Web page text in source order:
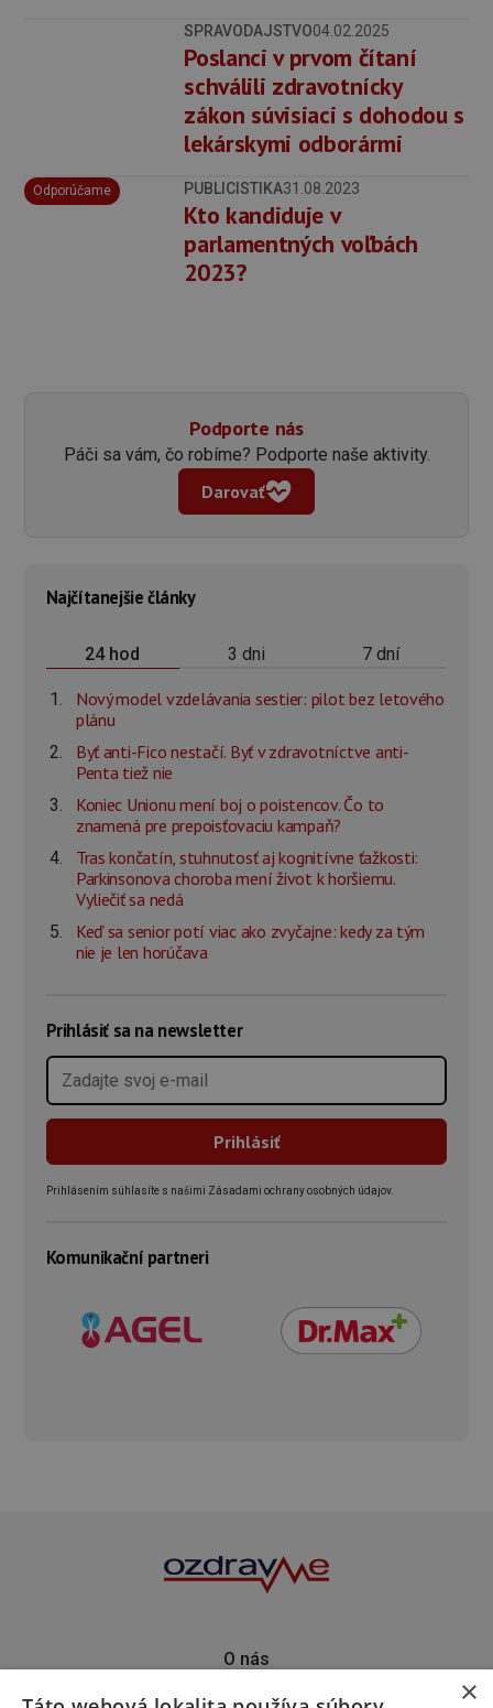
SPRAVODAJSTVO04.02.2025
Poslanci v prvom čítaní
schválili zdravotnícky
zákon súvisiaci s dohodou s
lekárskymi odborármi
Odporúčame PUBLICISTIKA31.08.2023
Kto kandiduje v
parlamentných voľbách
2023?
Podporte nás
Páči sa vám, čo robíme? Podporte naše aktivity.
Darovať
Najčítanejšie články
24 hod 3 dni 7 dní
Nový model vzdelávania sestier: pilot bez letového
plánu
Byť anti-Fico nestačí. Byť v zdravotníctve anti-
Penta tiež nie
Koniec Unionu mení boj o poistencov. Čo to
znamená pre prepoisťovaciu kampaň?
Tras končatín, stuhnutosť aj kognitívne ťažkosti:
Parkinsonova choroba mení život k horšiemu.
Vyliečiť sa nedá
Keď sa senior potí viac ako zvyčajne: kedy za tým
nie je len horúčava
Prihlásiť sa na newsletter
Prihlásením súhlasíte s našimi Zásadami ochrany osobných údajov.
Komunikační partneri
O nás
×